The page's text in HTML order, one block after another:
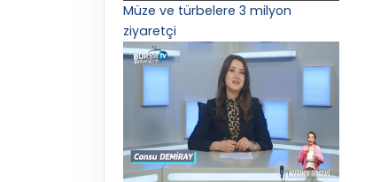
Müze ve türbelere 3 milyon
ziyaretçi